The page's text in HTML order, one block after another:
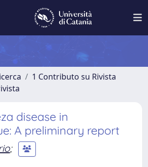
1 Contributo su Rivista
disease in
A preliminary report
;